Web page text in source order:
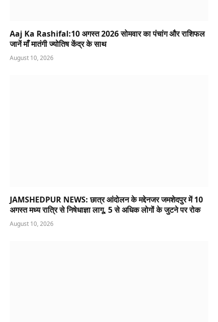
Aaj Ka Rashifal:10 अगस्त 2026 सोमवार का पंचांग और राशिफल
जानें माँ मातंगी ज्योतिष केंद्र के साथ
August 10, 2026
JAMSHEDPUR NEWS: छात्र आंदोलन के मद्देनजर जमशेदपुर में 10
अगस्त मध्य रात्रि से निषेधाज्ञा लागू, 5 से अधिक लोगों के जुटने पर रोक
August 10, 2026